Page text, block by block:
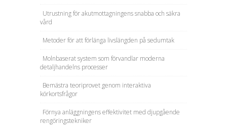
Utrustning för akutmottagningens snabba och säkra
vård
Metoder för att förlänga livslängden på sedumtak
Molnbaserat system som förvandlar moderna
detaljhandelns processer
Bemästra teoriprovet genom interaktiva
körkortsfrågor
Förnya anläggningens effektivitet med djupgående
rengöringstekniker